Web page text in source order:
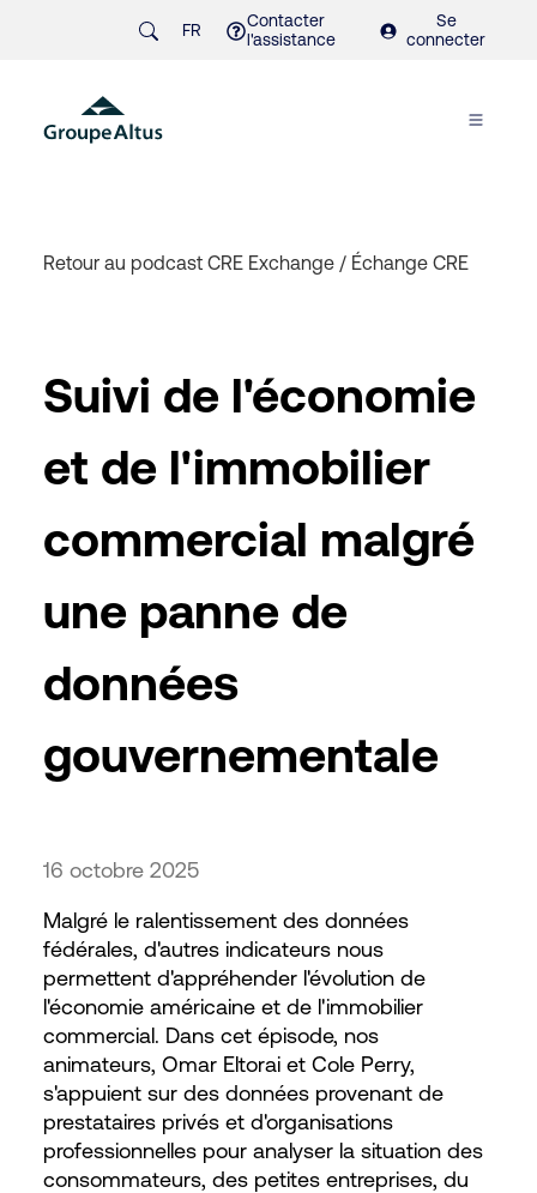
FR
Contacter
l'assistance
Se
connecter
Retour au podcast CRE Exchange / Échange CRE
Suivi de l'économie
et de l'immobilier
commercial malgré
une panne de
données
gouvernementale
16 octobre 2025
Malgré le ralentissement des données
fédérales, d'autres indicateurs nous
permettent d'appréhender l'évolution de
l'économie américaine et de l'immobilier
commercial. Dans cet épisode, nos
animateurs, Omar Eltorai et Cole Perry,
s'appuient sur des données provenant de
prestataires privés et d'organisations
professionnelles pour analyser la situation des
consommateurs, des petites entreprises, du